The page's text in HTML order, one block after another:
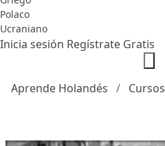
Polaco
Ucraniano
Inicia sesión Regístrate Gratis
Aprende Holandés Cursos